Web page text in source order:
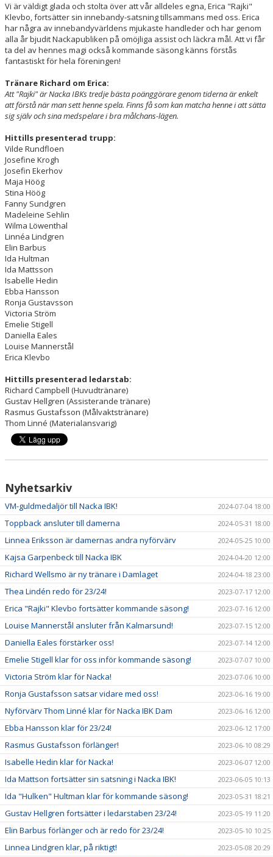
Vi är väldigt glada och stolta över att vår alldeles egna, Erica "Rajki"
Klevbo, fortsätter sin innebandy-satsning tillsammans med oss. Erica
har några av innebandyvärldens mjukaste handleder och har genom
alla år bjudit Nackapubliken på omöjliga assist och läckra mål. Att vi får
ta del av hennes magi också kommande säsong känns förstås
fantastiskt för hela föreningen!
Tränare Richard om Erica:
Att "Rajki" är Nacka IBKs tredje bästa poänggörare genom tiderna är enkelt
att förstå när man sett henne spela. Finns få som kan matcha henne i att sätta
sig själv och sina medspelare i bra målchans-lägen.
Hittills presenterad trupp:
Vilde Rundfloen
Josefine Krogh
Josefin Ekerhov
Maja Höög
Stina Höög
Fanny Sundgren
Madeleine Sehlin
Wilma Löwenthal
Linnéa Lindgren
Elin Barbus
Ida Hultman
Ida Mattsson
Isabelle Hedin
Ebba Hansson
Ronja Gustavsson
Victoria Ström
Emelie Stigell
Daniella Eales
Louise Mannerstål
Erica Klevbo
Hittills presenterad ledarstab:
Richard Campbell (Huvudtränare)
Gustav Hellgren (Assisterande tränare)
Rasmus Gustafsson (Målvaktstränare)
Thom Linné (Materialansvarig)
Nyhetsarkiv
VM-guldmedaljör till Nacka IBK! 2024-07-04 18:00
Toppback ansluter till damerna 2024-05-31 18:00
Linnea Eriksson är damernas andra nyförvärv 2024-05-25 10:00
Kajsa Garpenbeck till Nacka IBK 2024-04-20 12:00
Richard Wellsmo är ny tränare i Damlaget 2024-04-18 23:00
Thea Lindén redo för 23/24! 2023-07-17 12:00
Erica "Rajki" Klevbo fortsätter kommande säsong! 2023-07-16 12:00
Louise Mannerstål ansluter från Kalmarsund! 2023-07-15 12:00
Daniella Eales förstärker oss! 2023-07-14 12:00
Emelie Stigell klar för oss inför kommande säsong! 2023-07-07 10:00
Victoria Ström klar för Nacka! 2023-07-06 10:00
Ronja Gustafsson satsar vidare med oss! 2023-06-16 19:00
Nyförvärv Thom Linné klar för Nacka IBK Dam 2023-06-16 12:00
Ebba Hansson klar för 23/24! 2023-06-12 17:00
Rasmus Gustafsson förlänger! 2023-06-10 08:29
Isabelle Hedin klar för Nacka! 2023-06-07 12:00
Ida Mattson fortsätter sin satsning i Nacka IBK! 2023-06-05 10:13
Ida "Hulken" Hultman klar för kommande säsong! 2023-05-31 18:21
Gustav Hellgren fortsätter i ledarstaben 23/24! 2023-05-19 11:20
Elin Barbus förlänger och är redo för 23/24! 2023-05-10 10:25
Linnea Lindgren klar, på riktigt! 2023-05-08 20:29